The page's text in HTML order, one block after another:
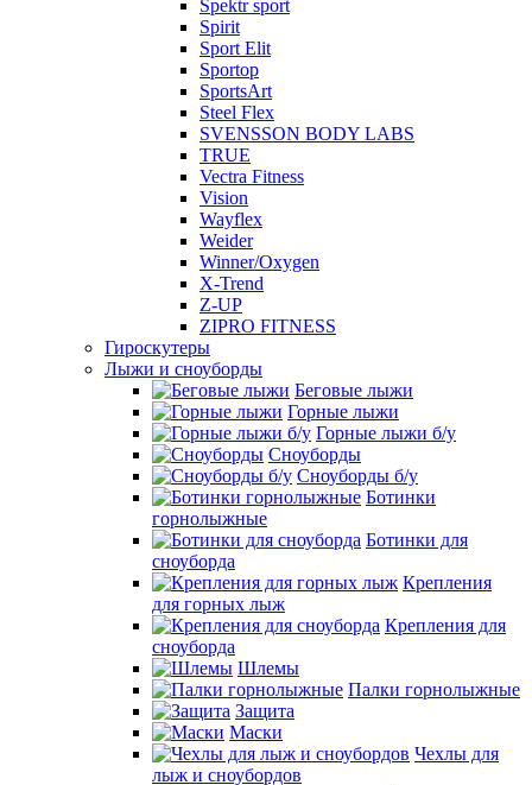
Spektr sport
Spirit
Sport Elit
Sportop
SportsArt
Steel Flex
SVENSSON BODY LABS
TRUE
Vectra Fitness
Vision
Wayflex
Weider
Winner/Oxygen
X-Trend
Z-UP
ZIPRO FITNESS
Гироскутеры
Лыжи и сноуборды
Беговые лыжи
Горные лыжи
Горные лыжи б/у
Сноуборды
Сноуборды б/у
Ботинки
горнолыжные
Ботинки для
сноуборда
Крепления
для горных лыж
Крепления для
сноуборда
Шлемы
Палки горнолыжные
Защита
Маски
Чехлы для
лыж и сноубордов